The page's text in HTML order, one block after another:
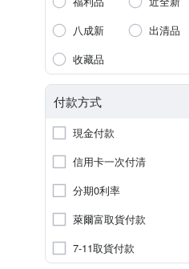
八成新
出清品
收藏品
付款方式
現金付款
信用卡一次付清
分期0利率
萊爾富取貨付款
7-11取貨付款